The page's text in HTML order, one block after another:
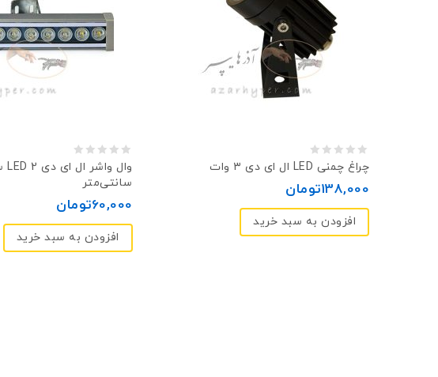
0
چراغ چمنی LED ال ای دی ۳ وات
138,000تومان
افزودن به سبد خرید
out
of
5
سانتی‌متر
60,000تومان
افزودن به سبد خرید